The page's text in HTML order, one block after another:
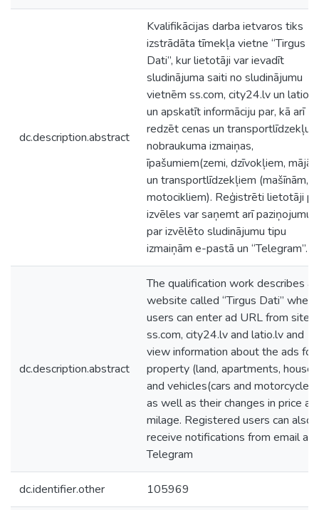
dc.description.abstract
Kvalifikācijas darba ietvaros tiks
izstrādāta tīmekļa vietne “Tirgus
Dati”, kur lietotāji var ievadīt
sludinājuma saiti no sludinājumu
vietnēm ss.com, city24.lv un latio.lv
un apskatīt informāciju par, kā arī
redzēt cenas un transportlīdzekļu
nobraukuma izmaiņas,
īpašumiem(zemi, dzīvokļiem,
un transportlīdzekļiem (mašīnām,
motocikliem). Reģistrēti lietotāji
izvēles var saņemt arī paziņojumus
par izvēlēto sludinājumu tipu
izmaiņām e-pastā un “Telegram”.
dc.description.abstract
The qualification work describes a
website called “Tirgus Dati” where
users can enter ad URL from sites
ss.com, city24.lv and latio.lv and
view information about the ads for
property (land, apartments,
and vehicles(cars and motorcycles)
as well as their changes in price
milage. Registered users can also
receive notifications from email
Telegram
dc.identifier.other 105969